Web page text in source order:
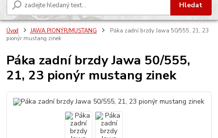
Hledat
Úvod JAWA PIONÝR/MUSTANG
Páka zadní brzdy Jawa 50/555, 21, 23
pionýr mustang zinek
Páka zadní brzdy Jawa 50/555,
21, 23 pionýr mustang zinek